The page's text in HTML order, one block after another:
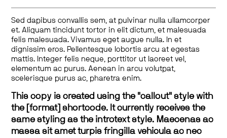
Sed dapibus convallis sem, at pulvinar nulla ullamcorper
et. Aliquam tincidunt tortor in elit dictum, et malesuada
felis malesuada. Vivamus eget augue nulla. In et
dignissim eros. Pellentesque lobortis arcu at egestas
mattis. Integer felis neque, porttitor ut laoreet vel,
elementum ac purus. Aenean in arcu volutpat,
scelerisque purus ac, pharetra enim.
This copy is created using the "callout" style with
the [format] shortcode. It currently receives the
same styling as the introtext style. Maecenas ac
massa sit amet turpis fringilla vehicula ac nec